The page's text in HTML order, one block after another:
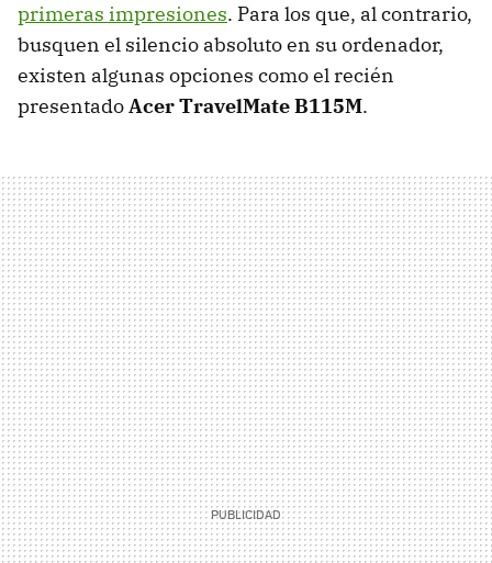
primeras impresiones. Para los que, al contrario,
busquen el silencio absoluto en su ordenador,
existen algunas opciones como el recién
presentadoAcer TravelMate B115M.